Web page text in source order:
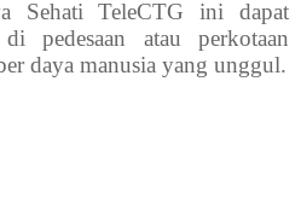
Sehati TeleCTG ini dapat
pedesaan atau perkotaan
daya manusia yang unggul.